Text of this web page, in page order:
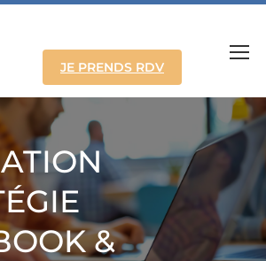
JE PRENDS RDV
&